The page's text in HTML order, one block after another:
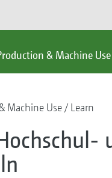
& Machine Use
Machine Use Learn